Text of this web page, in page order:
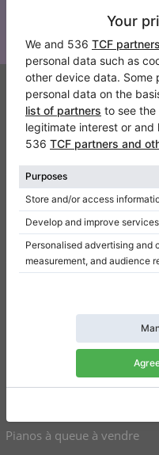
Klaviano
FAQ
Contact
Qui sommes-nous
Donner un avis
Conditions d’utilisation
Paramètres de consentement
Pianos à queue à vendre